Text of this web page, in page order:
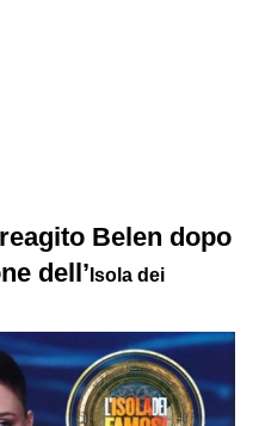
Belen dopo
dell’ Isola dei